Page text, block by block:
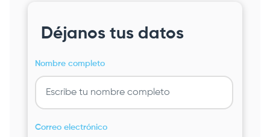
Déjanos tus datos
Nombre completo
Correo electrónico